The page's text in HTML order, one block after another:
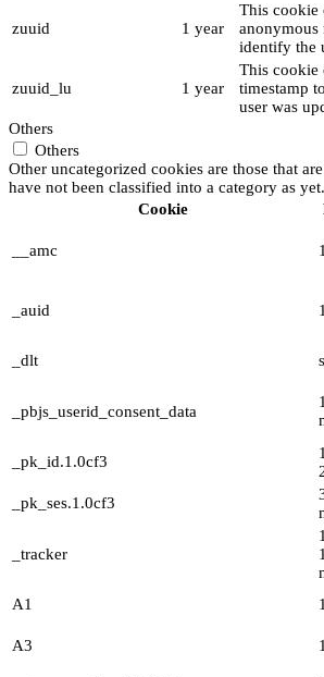
zuuid 1 year
This cookie
identify the
zuuid_lu 1 year
This cookie
timestamp
user was
Others
Others
Other uncategorized cookies are those that
have not been classified into a category as yet.
Cookie
__amc
_auid
_dlt
_pbjs_userid_consent_data
_pk_id.1.0cf3
_pk_ses.1.0cf3
_tracker
A1
A3